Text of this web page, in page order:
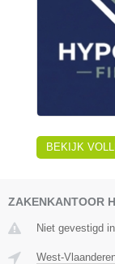
BEKIJK
ZAKENKANTOOR
Niet gevestigd
West-